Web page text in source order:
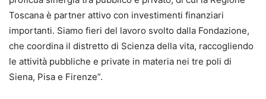
Toscana è partner attivo con investimenti finanziari
importanti. Siamo fieri del lavoro svolto dalla Fondazione,
che coordina il distretto di Scienza della vita, raccogliendo
le attività pubbliche e private in materia nei tre poli di
Siena, Pisa e Firenze”.